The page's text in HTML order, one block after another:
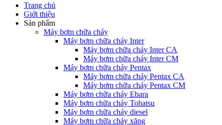
Trang chủ
Giới thiệu
Sản phẩm
Máy bơm chữa cháy
Máy bơm chữa cháy Inter
Máy bơm chữa cháy Inter CA
Máy bơm chữa cháy Inter CM
Máy bơm chữa cháy Pentax
Máy bơm chữa cháy Pentax CA
Máy bơm chữa cháy Pentax CM
Máy bơm chữa cháy Ebara
Máy bơm chữa cháy Tohatsu
Máy bơm chữa cháy diesel
Máy bơm chữa cháy xăng